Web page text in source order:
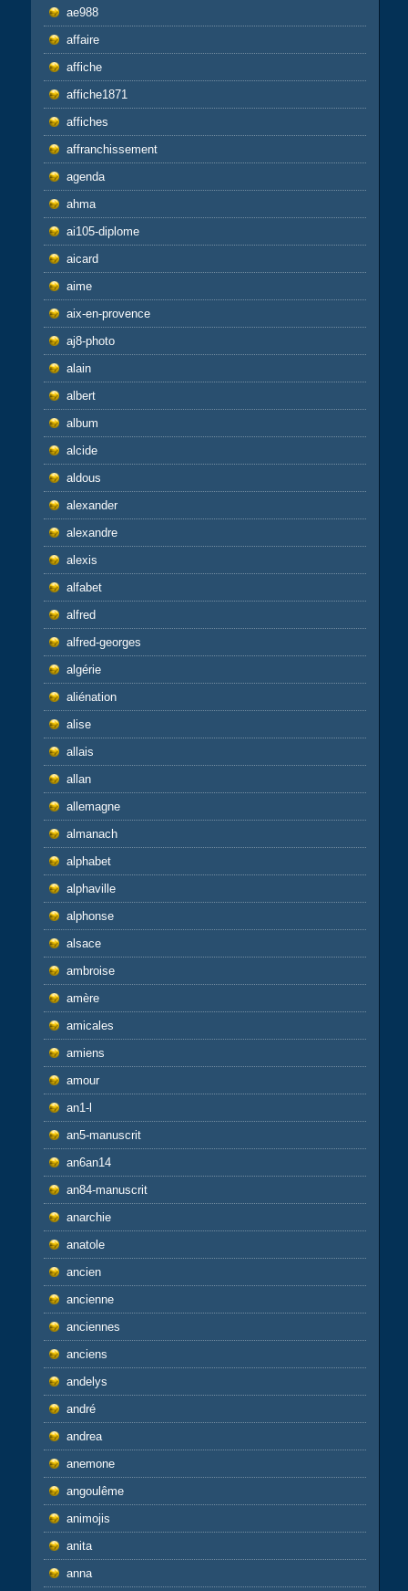
ae988
affaire
affiche
affiche1871
affiches
affranchissement
agenda
ahma
ai105-diplome
aicard
aime
aix-en-provence
aj8-photo
alain
albert
album
alcide
aldous
alexander
alexandre
alexis
alfabet
alfred
alfred-georges
algérie
aliénation
alise
allais
allan
allemagne
almanach
alphabet
alphaville
alphonse
alsace
ambroise
amère
amicales
amiens
amour
an1-l
an5-manuscrit
an6an14
an84-manuscrit
anarchie
anatole
ancien
ancienne
anciennes
anciens
andelys
andré
andrea
anemone
angoulême
animojis
anita
anna